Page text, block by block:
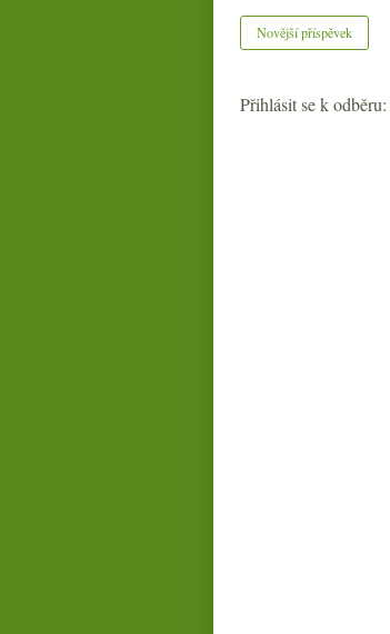
Novější příspěvek
Přihlásit se k odběru: